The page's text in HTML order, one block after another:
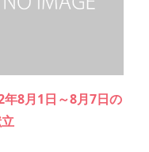
年8月1日～8月7日の